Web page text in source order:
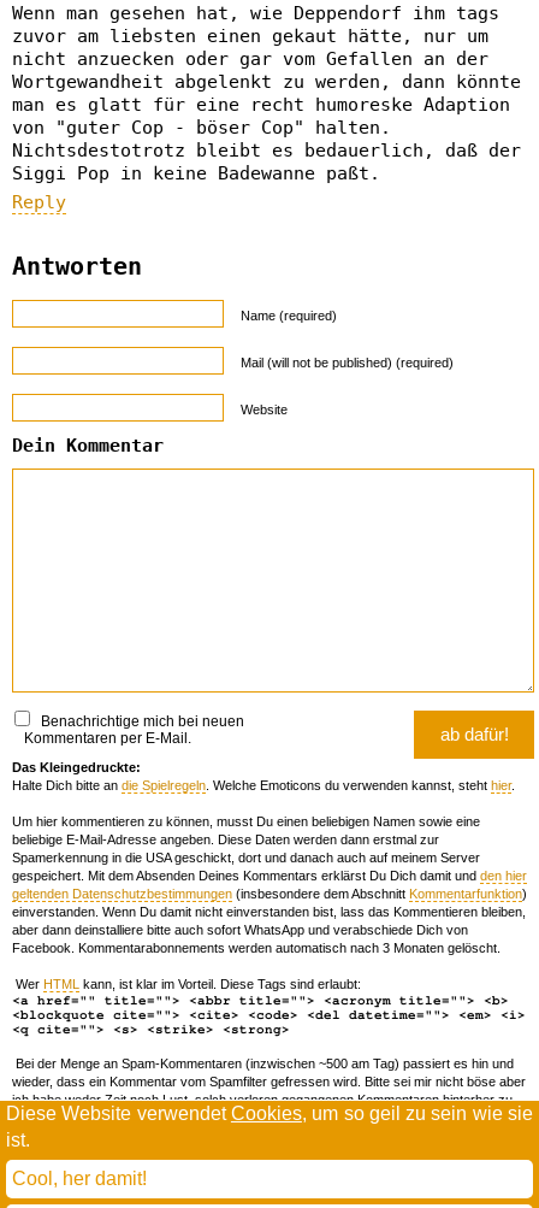
Diese Website verwendetCookies, um so geil zu sein wie sie
ist.
Cool, her damit!
Wenn man gesehen hat, wie Deppendorf ihm tags
zuvor am liebsten einen gekaut hätte, nur um
nicht anzuecken oder gar vom Gefallen an der
Wortgewandheit abgelenkt zu werden, dann könnte
man es glatt für eine recht humoreske Adaption
von "guter Cop - böser Cop" halten.
Nichtsdestotrotz bleibt es bedauerlich, daß der
Siggi Pop in keine Badewanne paßt.
Reply
Antworten
Name (required)
Mail (will not be published) (required)
Website
Dein Kommentar
Benachrichtige mich bei neuen
Kommentaren per E-Mail.
Das Kleingedruckte:
Halte Dich bitte an die Spielregeln . Welche Emoticons du verwenden kannst, steht hier.
Um hier kommentieren zu können, musst Du einen beliebigen Namen sowie eine
beliebige E-Mail-Adresse angeben. Diese Daten werden dann erstmal zur
Spamerkennung in die USA geschickt, dort und danach auch auf meinem Server
gespeichert. Mit dem Absenden Deines Kommentars erklärst Du Dich damit und den hier
geltenden Datenschutzbestimmungen (insbesondere dem Abschnitt Kommentarfunktion)
einverstanden. Wenn Du damit nicht einverstanden bist, lass das Kommentieren bleiben,
aber dann deinstalliere bitte auch sofort WhatsApp und verabschiede Dich von
Facebook. Kommentarabonnements werden automatisch nach 3 Monaten gelöscht.
Wer HTML kann, ist klar im Vorteil. Diese Tags sind erlaubt:
<a href="" title=""> <abbr title=""> <acronym title=""> <b>
<blockquote cite=""> <cite> <code> <del datetime=""> <em> <i>
<q cite=""> <s> <strike> <strong>
Bei der Menge an Spam-Kommentaren (inzwischen ~500 am Tag) passiert es hin und
wieder, dass ein Kommentar vom Spamfilter gefressen wird. Bitte sei mir nicht böse aber
ich habe weder Zeit noch Lust, solch verloren gegangenen Kommentaren hinterher zu
forschen. Wenn das öfters passiert, schreib' mir 'ne Mail damit ich dich whitelisten kann.
todamax rennt aufwordpress